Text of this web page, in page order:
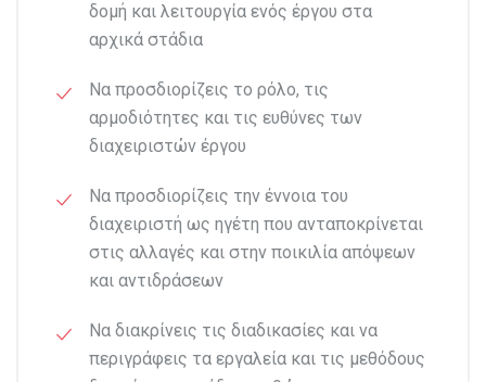
δομή και λειτουργία ενός έργου στα
αρχικά στάδια
Να προσδιορίζεις το ρόλο, τις
αρμοδιότητες και τις ευθύνες των
διαχειριστών έργου
Να προσδιορίζεις την έννοια του
διαχειριστή ως ηγέτη που ανταποκρίνεται
στις αλλαγές και στην ποικιλία απόψεων
και αντιδράσεων
Να διακρίνεις τις διαδικασίες και να
περιγράφεις τα εργαλεία και τις μεθόδους